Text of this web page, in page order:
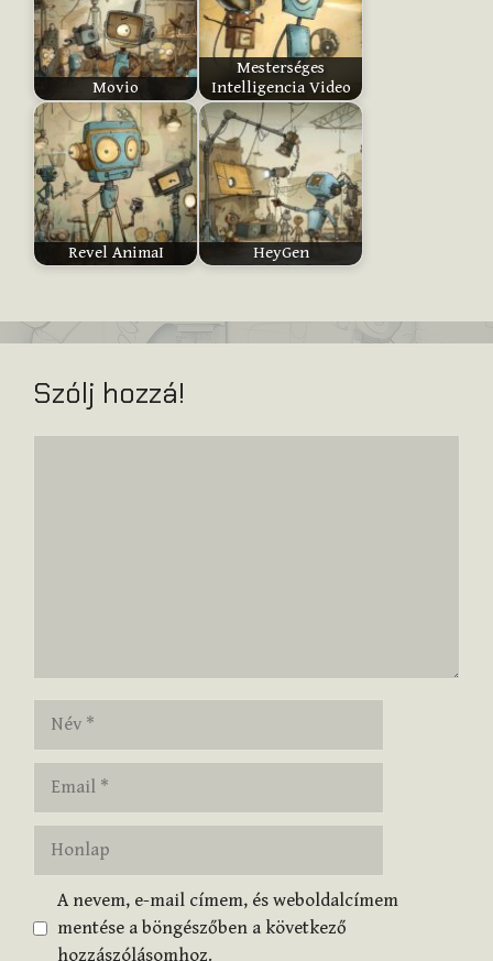
Submit
RatingMovio
Mesterséges
Intelligencia Video
Revel AnimaI HeyGen
Szólj hozzá!
Honlap
A nevem, e-mail címem, és weboldalcímem
mentése a böngészőben a következő
hozzászólásomhoz.